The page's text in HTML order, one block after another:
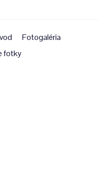
Fotogaléria
fotky